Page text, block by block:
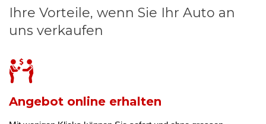
Ihre Vorteile, wenn Sie Ihr Auto an
uns verkaufen
Angebot online erhalten